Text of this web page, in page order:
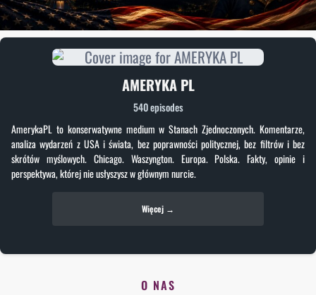
AMERYKA PL
540 episodes
AmerykaPL to konserwatywne medium w Stanach Zjednoczonych. Komentarze,
analiza wydarzeń z USA i świata, bez poprawności politycznej, bez filtrów i bez
skrótów myślowych. Chicago. Waszyngton. Europa. Polska. Fakty, opinie i
perspektywa, której nie usłyszysz w głównym nurcie.
Więcej →
O NAS